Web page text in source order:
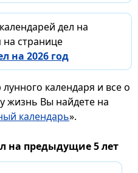
дел на
на странице
на 2026 год
календаря и все о
жизнь Вы найдете на
календарь».
на предыдущие 5 лет